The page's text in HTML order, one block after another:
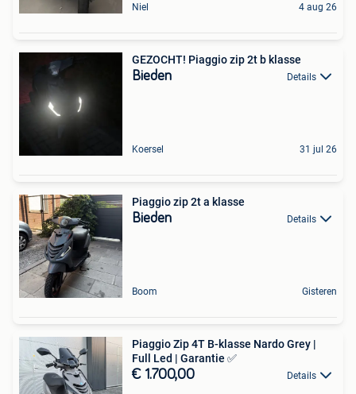
Niel 4 aug 26
GEZOCHT! Piaggio zip 2t b klasse
Bieden Details
Koersel 31 jul 26
Piaggio zip 2t a klasse
Bieden Details
Boom Gisteren
Piaggio Zip 4T B-klasse Nardo Grey |
Full Led | Garantie ✅
€ 1.700,00 Details